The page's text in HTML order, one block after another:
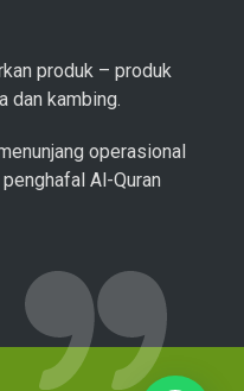
produk – produk
dan kambing.
operasional
Al-Quran